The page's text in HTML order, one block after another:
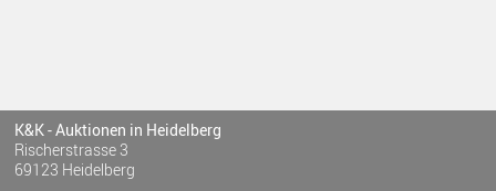
K&K - Auktionen in Heidelberg
Rischerstrasse 3
69123 Heidelberg